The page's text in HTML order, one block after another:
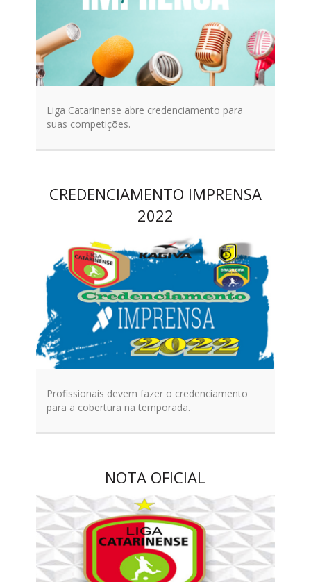
Liga Catarinense abre credenciamento para
suas competições.
CREDENCIAMENTO IMPRENSA
2022
Profissionais devem fazer o credenciamento
para a cobertura na temporada.
NOTA OFICIAL